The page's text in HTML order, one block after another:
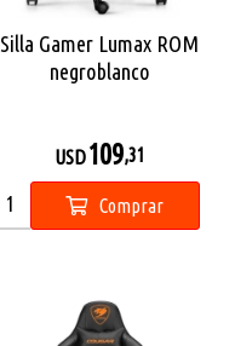
Silla Gamer Lumax ROM
negroblanco
USD109,31
Comprar